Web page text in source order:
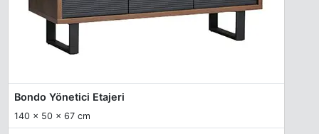
Bondo Yönetici Etajeri
140 x 50 x 67 cm